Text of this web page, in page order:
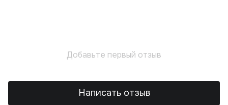
Добавьте первый отзыв
Написать отзыв